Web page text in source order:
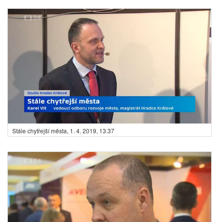
Stále chytřejší města, 1. 4. 2019, 13.37